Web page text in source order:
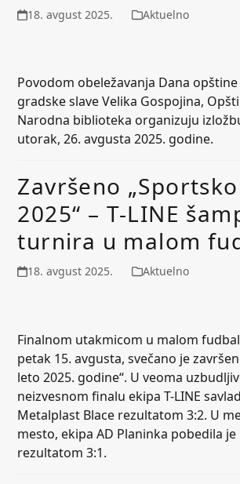
18. avgust 2025. Aktuelno
Povodom obeležavanja Dana
gradske slave Velika Gospojina,
Narodna biblioteka organizuju
utorak, 26. avgusta 2025. godine.
Završeno
2025“ – T-LINE
turnira u malom
18. avgust 2025. Aktuelno
Finalnom utakmicom u malom
petak 15. avgusta, svečano je
leto 2025. godine“. U veoma
neizvesnom finalu ekipa T-LINE
Metalplast Blace rezultatom 3:2. U
mesto, ekipa AD Planinka pobedila
rezultatom 3:1.